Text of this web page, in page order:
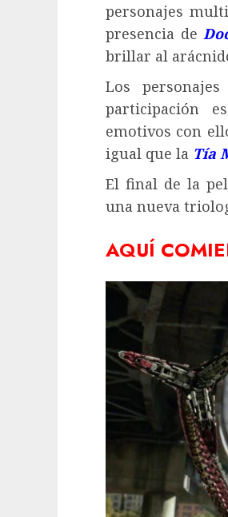
personajes
presencia de
brillar al
Los
participación
emotivos con
igual que la Tía
El final de la
una nueva
AQUÍ